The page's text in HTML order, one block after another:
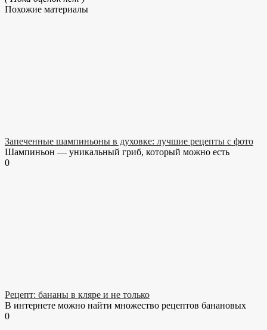
Похожие материалы
Запеченные шампиньоны в духовке: лучшие рецепты с фото
Шампиньон — уникальный гриб, который можно есть
0
Рецепт: бананы в кляре и не только
В интернете можно найти множество рецептов банановых
0